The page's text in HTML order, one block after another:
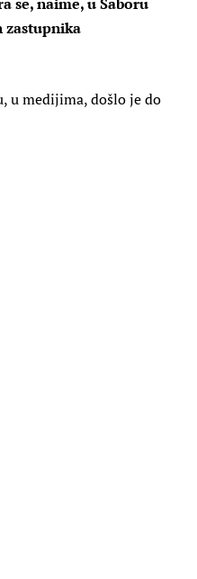
zastupnika
u medijima, došlo je do